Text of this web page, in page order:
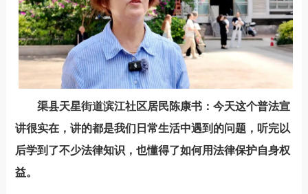
渠县天星街道滨江社区居民陈康书： 今天这个普法宣
讲很实在，讲的都是我们日常生活中遇到的问题，听完以
后学到了不少法律知识，也懂得了如何用法律保护自身权
益。